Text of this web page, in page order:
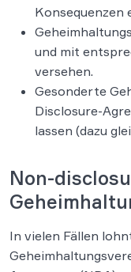
Konsequenzen
und mit
versehen.
Gesonderte
Disclosure-
lassen (dazu
Non-
In vielen Fällen